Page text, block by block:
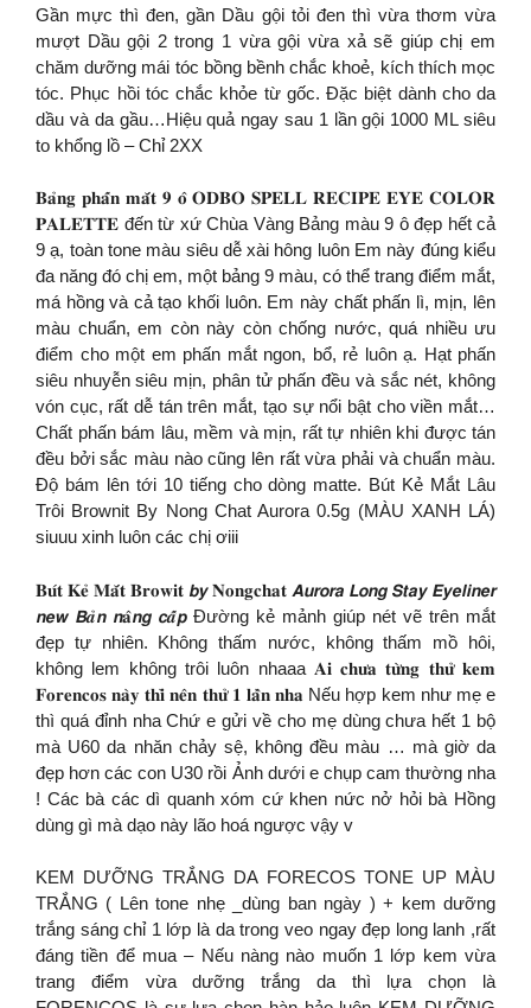
Gần mực thì đen, gần Dầu gội tỏi đen thì vừa thơm vừa
mượt Dầu gội 2 trong 1 vừa gội vừa xả sẽ giúp chị em
chăm dưỡng mái tóc bồng bềnh chắc khoẻ, kích thích mọc
tóc. Phục hồi tóc chắc khỏe từ gốc. Đặc biệt dành cho da
dầu và da gầu…Hiệu quả ngay sau 1 lần gội 1000 ML siêu
to khổng lồ – Chỉ 2XX
𝐁𝐚̉𝐧𝐠 𝐩𝐡𝐚̂́𝐧 𝐦𝐚̆́𝐭 𝟗 𝐨̂ 𝐎𝐃𝐁𝐎 𝐒𝐏𝐄𝐋𝐋 𝐑𝐄𝐂𝐈𝐏𝐄 𝐄𝐘𝐄 𝐂𝐎𝐋𝐎𝐑
𝐏𝐀𝐋𝐄𝐓𝐓𝐄 đến từ xứ Chùa Vàng Bảng màu 9 ô đẹp hết cả
9 ạ, toàn tone màu siêu dễ xài hông luôn Em này đúng kiểu
đa năng đó chị em, một bảng 9 màu, có thể trang điểm mắt,
má hồng và cả tạo khối luôn. Em này chất phấn lì, mịn, lên
màu chuẩn, em còn này còn chống nước, quá nhiều ưu
điểm cho một em phấn mắt ngon, bổ, rẻ luôn ạ. Hạt phấn
siêu nhuyễn siêu mịn, phân tử phấn đều và sắc nét, không
vón cục, rất dễ tán trên mắt, tạo sự nổi bật cho viền mắt…
Chất phấn bám lâu, mềm và mịn, rất tự nhiên khi được tán
đều bởi sắc màu nào cũng lên rất vừa phải và chuẩn màu.
Độ bám lên tới 10 tiếng cho dòng matte. Bút Kẻ Mắt Lâu
Trôi Brownit By Nong Chat Aurora 0.5g (MÀU XANH LÁ)
siuuu xinh luôn các chị ơiii
𝐁𝐮́𝐭 𝐊𝐞̉ 𝐌𝐚̆́𝐭 𝐁𝐫𝐨𝐰𝐢𝐭 𝙗𝙮 𝐍𝐨𝐧𝐠𝐜𝐡𝐚𝐭 𝘼𝙪𝙧𝙤𝙧𝙖 𝙇𝙤𝙣𝙜 𝙎𝙩𝙖𝙮 𝙀𝙮𝙚𝙡𝙞𝙣𝙚𝙧
𝙣𝙚𝙬 𝘽𝒂̉𝙣 𝙣𝐚̂𝙣𝙜 𝙘𝒂̂́𝙥 Đường kẻ mảnh giúp nét vẽ trên mắt
đẹp tự nhiên. Không thấm nước, không thấm mồ hôi,
không lem không trôi luôn nhaaa 𝐀𝐢 𝐜𝐡𝐮̛𝐚 𝐭𝐮̛̀𝐧𝐠 𝐭𝐡𝐮̛̉ 𝐤𝐞𝐦
𝐅𝐨𝐫𝐞𝐧𝐜𝐨𝐬 𝐧𝐚̀𝐲 𝐭𝐡𝐢̀ 𝐧𝐞̂𝐧 𝐭𝐡𝐮̛̉ 𝟏 𝐥𝐚̂̀𝐧 𝐧𝐡𝐚 Nếu hợp kem như mẹ e
thì quá đỉnh nha Chứ e gửi về cho mẹ dùng chưa hết 1 bộ
mà U60 da nhăn chảy sệ, không đều màu … mà giờ da
đẹp hơn các con U30 rồi Ảnh dưới e chụp cam thường nha
! Các bà các dì quanh xóm cứ khen nức nở hỏi bà Hồng
dùng gì mà dạo này lão hoá ngược vậy v
KEM DƯỠNG TRẮNG DA FORECOS TONE UP MÀU
TRẮNG ( Lên tone nhẹ _dùng ban ngày ) + kem dưỡng
trắng sáng chỉ 1 lớp là da trong veo ngay đẹp long lanh ,rất
đáng tiền để mua – Nếu nàng nào muốn 1 lớp kem vừa
trang điểm vừa dưỡng trắng da thì lựa chọn là